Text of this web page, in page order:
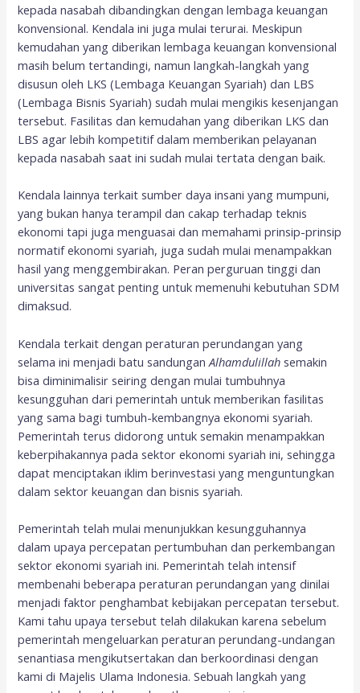
kepada nasabah dibandingkan dengan lembaga keuangan
konvensional. Kendala ini juga mulai terurai. Meskipun
kemudahan yang diberikan lembaga keuangan konvensional
masih belum tertandingi, namun langkah-langkah yang
disusun oleh LKS (Lembaga Keuangan Syariah) dan LBS
(Lembaga Bisnis Syariah) sudah mulai mengikis kesenjangan
tersebut. Fasilitas dan kemudahan yang diberikan LKS dan
LBS agar lebih kompetitif dalam memberikan pelayanan
kepada nasabah saat ini sudah mulai tertata dengan baik.
Kendala lainnya terkait sumber daya insani yang mumpuni,
yang bukan hanya terampil dan cakap terhadap teknis
ekonomi tapi juga menguasai dan memahami prinsip-prinsip
normatif ekonomi syariah, juga sudah mulai menampakkan
hasil yang menggembirakan. Peran perguruan tinggi dan
universitas sangat penting untuk memenuhi kebutuhan SDM
dimaksud.
Kendala terkait dengan peraturan perundangan yang
selama ini menjadi batu sandunganAlhamdulillah semakin
bisa diminimalisir seiring dengan mulai tumbuhnya
kesungguhan dari pemerintah untuk memberikan fasilitas
yang sama bagi tumbuh-kembangnya ekonomi syariah.
Pemerintah terus didorong untuk semakin menampakkan
keberpihakannya pada sektor ekonomi syariah ini, sehingga
dapat menciptakan iklim berinvestasi yang menguntungkan
dalam sektor keuangan dan bisnis syariah.
Pemerintah telah mulai menunjukkan kesungguhannya
dalam upaya percepatan pertumbuhan dan perkembangan
sektor ekonomi syariah ini. Pemerintah telah intensif
membenahi beberapa peraturan perundangan yang dinilai
menjadi faktor penghambat kebijakan percepatan tersebut.
Kami tahu upaya tersebut telah dilakukan karena sebelum
pemerintah mengeluarkan peraturan perundang-undangan
senantiasa mengikutsertakan dan berkoordinasi dengan
kami di Majelis Ulama Indonesia. Sebuah langkah yang